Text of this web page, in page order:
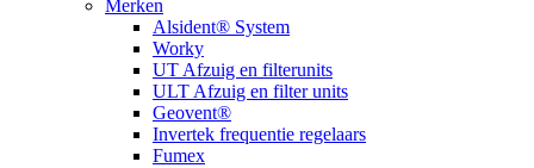
Merken
Alsident® System
Worky
UT Afzuig en filterunits
ULT Afzuig en filter units
Geovent®
Invertek frequentie regelaars
Fumex